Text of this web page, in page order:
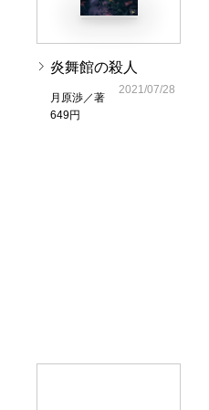
炎舞館の殺人
月原渉／著
649円
2021/07/28